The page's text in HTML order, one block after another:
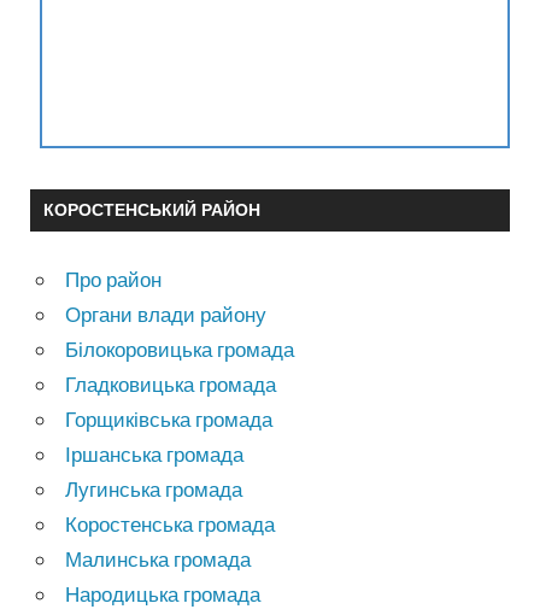
КОРОСТЕНСЬКИЙ РАЙОН
Про район
Органи влади району
Білокоровицька громада
Гладковицька громада
Горщиківська громада
Іршанська громада
Лугинська громада
Коростенська громада
Малинська громада
Народицька громада